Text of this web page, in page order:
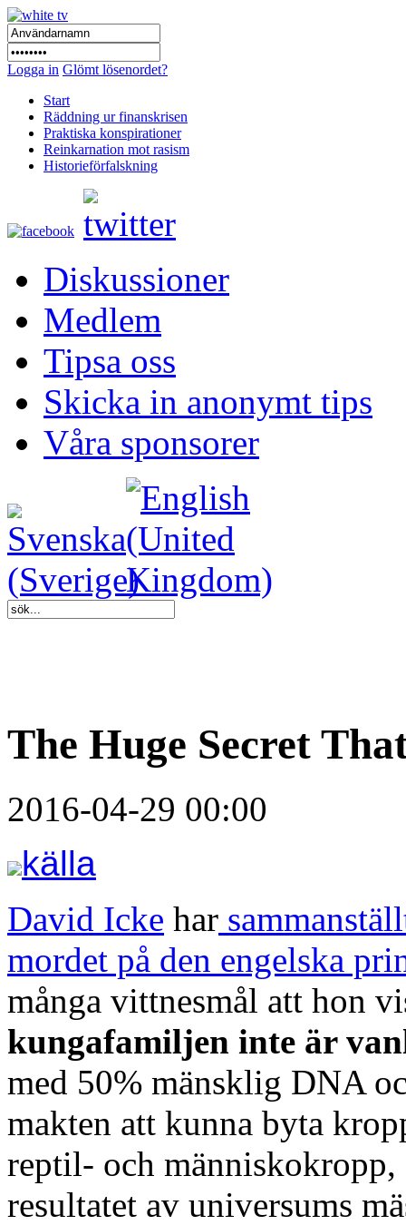
Logga in Glömt lösenordet?
Start
Räddning ur finanskrisen
Praktiska konspirationer
Reinkarnation mot rasism
Historieförfalskning
Diskussioner
Medlem
Tipsa oss
Skicka in anonymt tips
Våra sponsorer
The Huge Secret
2016-04-29 00:00
källa
David Icke har
mordet på den engelska
många vittnesmål att hon
kungafamiljen inte är
med 50% mänsklig DNA
makten att kunna byta
reptil- och människokropp,
resultatet av universums